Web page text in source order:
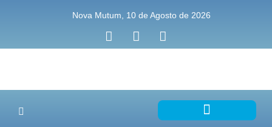
Nova Mutum, 10 de Agosto de 2026